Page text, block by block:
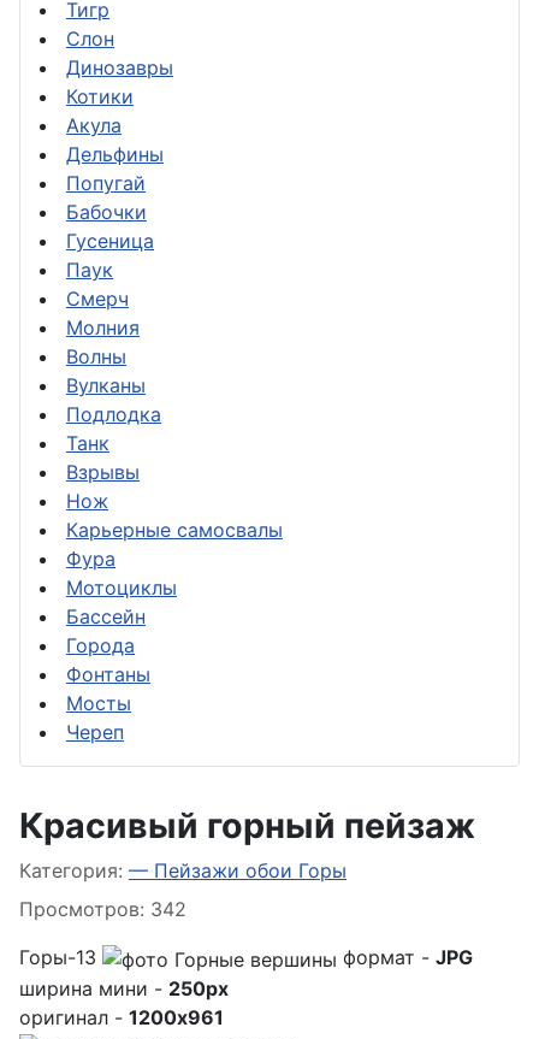
Тигр
Слон
Динозавры
Котики
Акула
Дельфины
Попугай
Бабочки
Гусеница
Паук
Смерч
Молния
Волны
Вулканы
Подлодка
Танк
Взрывы
Нож
Карьерные самосвалы
Фура
Мотоциклы
Бассейн
Города
Фонтаны
Мосты
Череп
Красивый горный пейзаж
Информация о материале
Категория: — Пейзажи обои Горы
Просмотров: 342
Горы-13
формат - JPG
ширина мини - 250px
оригинал - 1200x961